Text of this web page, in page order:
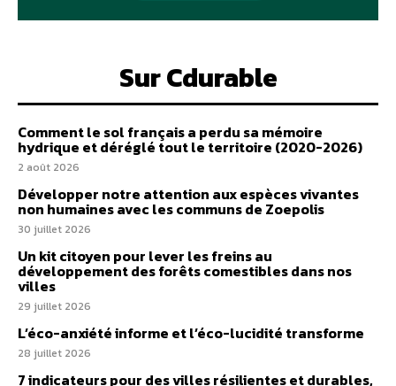
Sur Cdurable
Comment le sol français a perdu sa mémoire
hydrique et déréglé tout le territoire (2020-2026)
2 août 2026
Développer notre attention aux espèces vivantes
non humaines avec les communs de Zoepolis
30 juillet 2026
Un kit citoyen pour lever les freins au
développement des forêts comestibles dans nos
villes
29 juillet 2026
L’éco-anxiété informe et l’éco-lucidité transforme
28 juillet 2026
7 indicateurs pour des villes résilientes et durables,